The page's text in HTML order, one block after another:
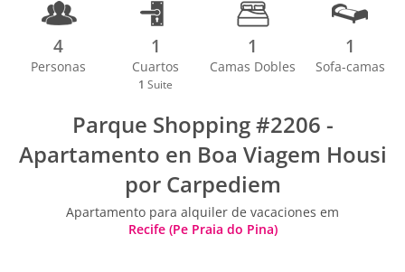
4
Personas
1
Cuartos
1 Suite
1
Camas Dobles
1
Sofa-camas
Parque Shopping #2206 -
Apartamento en Boa Viagem Housi
por Carpediem
Apartamento para alquiler de vacaciones em
Recife (Pe Praia do Pina)